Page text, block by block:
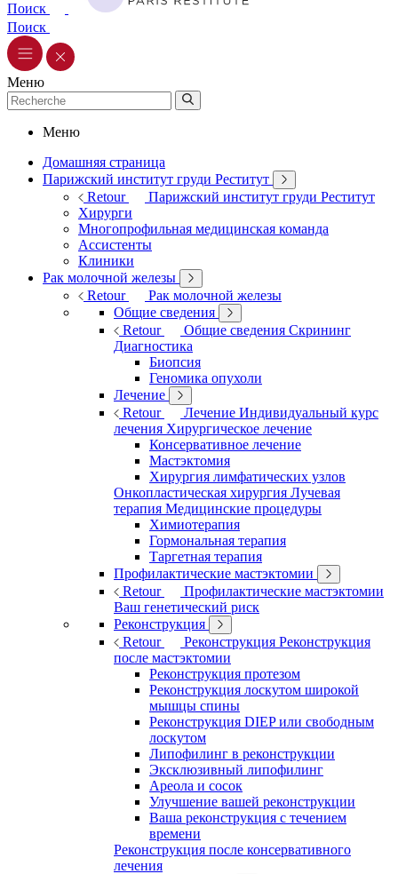
Поиск
Поиск
Меню
Меню
Домашняя страница
Парижский институт груди Реститут
Retour
Парижский институт груди Реститут
Хирурги
Многопрофильная медицинская команда
Ассистенты
Клиники
Рак молочной железы
Retour
Рак молочной железы
Общие сведения
Retour
Общие сведения Скрининг
Диагностика
Биопсия
Геномика опухоли
Лечение
Retour
Лечение Индивидуальный курс
лечения Хирургическое лечение
Консервативное лечение
Мастэктомия
Хирургия лимфатических узлов
Онкопластическая хирургия Лучевая
терапия Медицинские процедуры
Химиотерапия
Гормональная терапия
Таргетная терапия
Профилактические мастэктомии
Retour
Профилактические мастэктомии
Ваш генетический риск
Реконструкция
Retour
Реконструкция Реконструкция
после мастэктомии
Реконструкция протезом
Реконструкция лоскутом широкой
мышцы спины
Реконструкция DIEP или свободным
лоскутом
Липофилинг в реконструкции
Эксклюзивный липофилинг
Ареола и сосок
Улучшение вашей реконструкции
Ваша реконструкция с течением
времени
Реконструкция после консервативного
лечения